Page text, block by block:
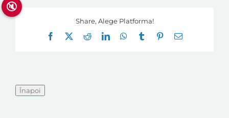
Share, Alege Platforma!
Facebook
RedditLinkedInWhatsApp
Tumblr Pinterest
E-
🔇